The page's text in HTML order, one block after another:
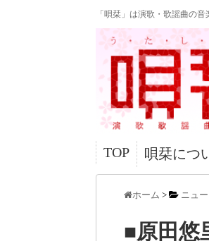
「唄栞」は演歌・歌謡曲の音
TOP 唄栞につ
ホーム > ニュ
■原田悠